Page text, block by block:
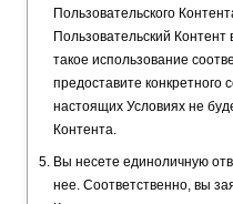
Пользовательского
Пользовательский
такое использование
предоставите конкретного
настоящих Условиях не
Контента.
Вы несете единоличную
нее. Соответственно, вы